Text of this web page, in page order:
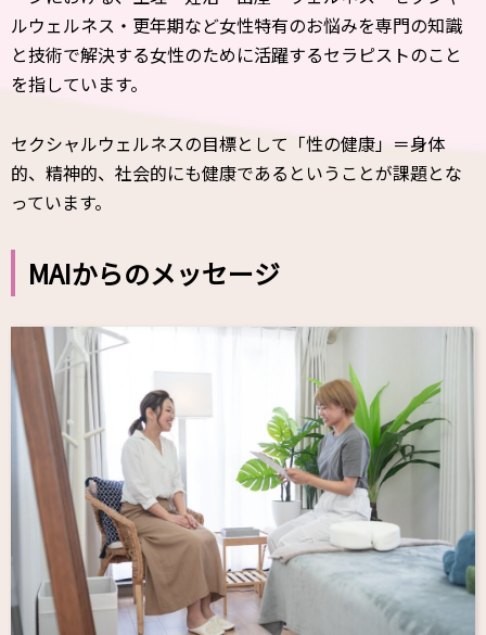
ルウェルネス・更年期など女性特有のお悩みを専門の知識
と技術で解決する女性のために活躍するセラピストのこと
を指しています。
セクシャルウェルネスの目標として「性の健康」＝身体
的、精神的、社会的にも健康であるということが課題とな
っています。
MAIからのメッセージ